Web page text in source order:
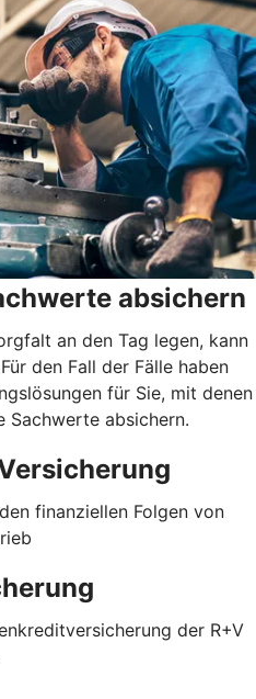
absichern
an den Tag legen, kann
den Fall der Fälle haben
für Sie, mit denen
Sachwerte absichern.
finanziellen Folgen von
der R+V